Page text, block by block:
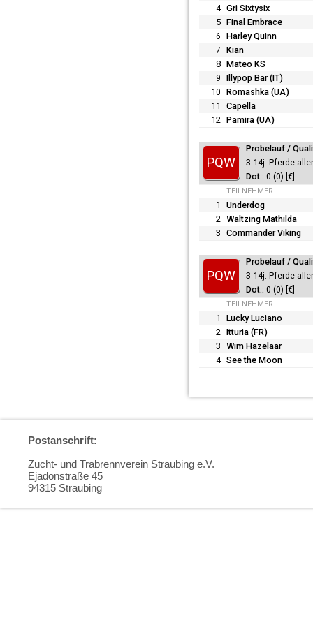
4 Gri Sixtysix
5 Final Embrace
6 Harley Quinn
7 Kian
8 Mateo KS
9 Illypop Bar (IT)
10 Romashka (UA)
11
Capella
12 Pamira (UA)
PQW
Probelauf /
3-14j. Pferde
0 (0)
TEILNEHMER
1
Underdog
2 Waltzing Mathilda
3 Commander Viking
PQW
Probelauf /
3-14j. Pferde
0 (0)
TEILNEHMER
1
Lucky Luciano
2 Itturia (FR)
3 Wim Hazelaar
4 See the Moon
Postanschrift:
Zucht- und Trabrennverein Straubing e.V.
Ejadonstraße 45
94315 Straubing